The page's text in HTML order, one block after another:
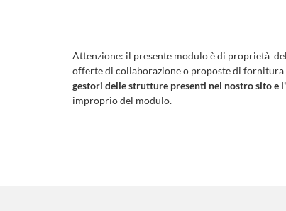
Attenzione: il presente modulo è di proprietà
offerte di collaborazione o proposte di
gestori delle strutture presenti nel nostro sito e
improprio del modulo.